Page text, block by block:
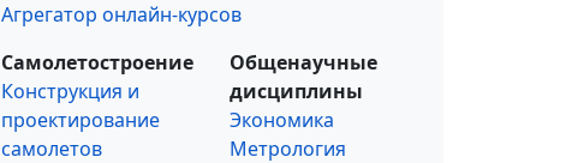
Агрегатор онлайн-курсов
Самолетостроение
Конструкция и
проектирование
самолетов
Общенаучные
дисциплины
Экономика
Метрология